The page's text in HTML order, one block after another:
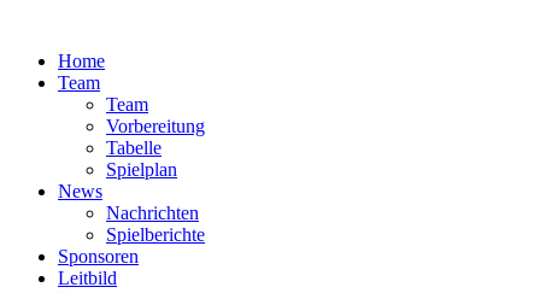
springenHome
Team
Team
Vorbereitung
Tabelle
Spielplan
News
Nachrichten
Spielberichte
Sponsoren
Leitbild